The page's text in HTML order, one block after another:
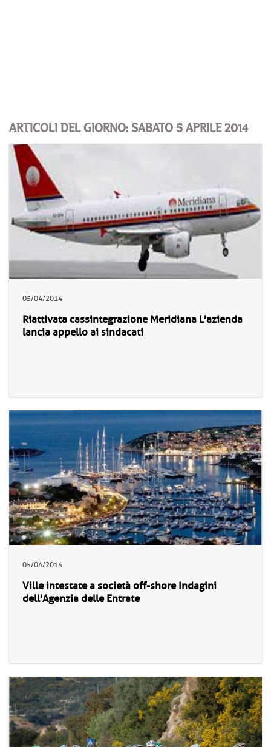
ARTICOLI DEL GIORNO: SABATO 5 APRILE 2014
05/04/2014
Riattivata cassintegrazione Meridiana L'azienda
lancia appello ai sindacati
05/04/2014
Ville intestate a società off-shore Indagini
dell'Agenzia delle Entrate